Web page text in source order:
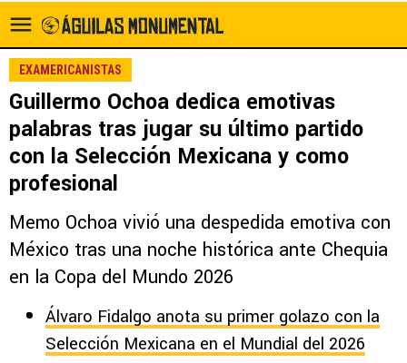
EXAMERICANISTAS
Guillermo Ochoa dedica emotivas
palabras tras jugar su último partido
con la Selección Mexicana y como
profesional
Memo Ochoa vivió una despedida emotiva con
México tras una noche histórica ante Chequia
en la Copa del Mundo 2026
Álvaro Fidalgo anota su primer golazo con la
Selección Mexicana en el Mundial del 2026